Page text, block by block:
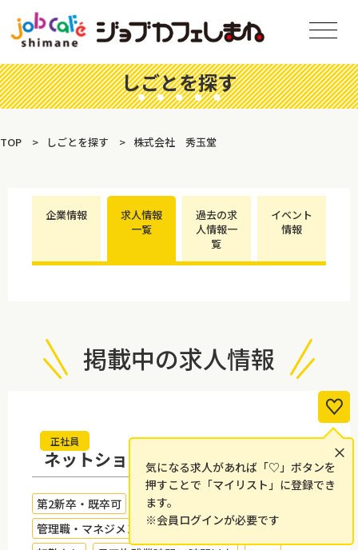
しごとを探す
TOP しごとを探す 株式会社 秀玉堂
企業情報
求人情報
一覧
過去の求
人情報一
覧
イベント
情報
掲載中の求人情報
正社員
ネットショップ運営スタッフ
第2新卒・既卒可
学歴不問
管理職・マネジメント経験者歓迎
未経験者歓迎
×
気になる求人があれば「♡」ボタンを
押すことで「マイリスト」に登録でき
ます。
※会員ログインが必要です